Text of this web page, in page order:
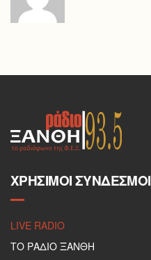
ΧΡΉΣΙΜΟΙ ΣΎΝΔΕΣΜΟΙ
LIVE RADIO
ΤΟ ΡΑΔΙΟ ΞΑΝΘΗ